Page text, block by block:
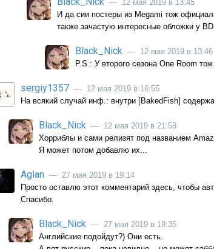
— 12 мая 2019 в 13:45
И да сии постеры из Megami тож
также зачастую интересные обложки у
Black_Nick — 12 мая 2019 в 13:46
P.S.: У второго сезона One Room
sergiy1357 — 12 мая 2019 в 16:55
На всякий случай инф.: внутри [BakedFish]
Black_Nick — 12 мая 2019 в 21:58
Хорриблы и сами релизят под названием
Я может потом добавлю их...
Aglan — 27 мая 2019 в 19:14
Просто оставлю этот комментарий здесь, чтобы
Спасибо.
Black_Nick — 27 мая 2019 в 19:35
Английские подойдут?) Они есть.